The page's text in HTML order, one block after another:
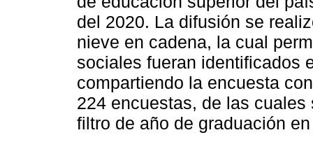
del 2020. La difusión se
nieve en cadena, la cual
sociales fueran identificados
compartiendo la encuesta
224 encuestas, de las
filtro de año de graduación